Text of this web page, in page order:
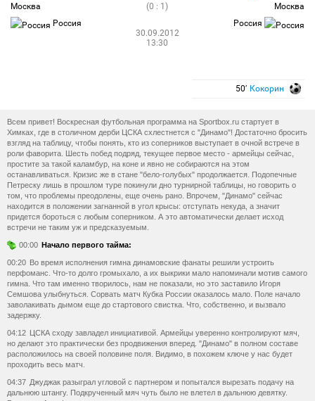
Москва
Россия
(0 : 1)
30.09.2012
13:30
Москва
Россия
50′ Кокорин
Всем привет! Воскресная футбольная программа на Sportbox.ru стартует в
Химках, где в столичном дерби ЦСКА схлестнется с "Динамо"! Достаточно бросить
взгляд на таблицу, чтобы понять, кто из соперников выступает в очной встрече в
роли фаворита. Шесть побед подряд, текущее первое место - армейцы сейчас,
простите за такой каламбур, на коне и явно не собираются на этом
останавливаться. Кризис же в стане "бело-голубых" продолжается. Подопечные
Петреску лишь в прошлом туре покинули дно турнирной таблицы, но говорить о
том, что проблемы преодолены, еще очень рано. Впрочем, "Динамо" сейчас
находится в положении загнанной в угол крысы: отступать некуда, а значит
придется бороться с любым соперником. А это автоматически делает исход
встречи не таким уж и предсказуемым.
00:00 Начало первого тайма:
00:20 Во время исполнения гимна динамовские фанаты решили устроить
перфоманс. Что-то долго громыхало, а их выкрики мало напоминали мотив самого
гимна. Что там именно творилось, нам не показали, но это заставило Игоря
Семшова улыбнуться. Сорвать матч Кубка России оказалось мало. Поле начало
заволакивать дымом еще до стартового свистка. Что, собственно, и вызвало
задержку.
04:12 ЦСКА сходу завладел инициативой. Армейцы уверенно контролируют мяч,
но делают это практически без продвижения вперед. "Динамо" в полном составе
расположилось на своей половине поля. Видимо, в похожем ключе у нас будет
проходить весь матч.
04:37 Джуджак разыграл угловой с партнером и попытался вырезать подачу на
дальнюю штангу. Подкрученный мяч чуть было не влетел в дальнюю девятку.